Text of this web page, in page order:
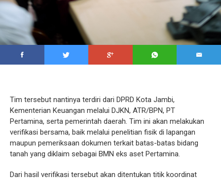
Tim tersebut nantinya terdiri dari DPRD Kota Jambi,
Kementerian Keuangan melalui DJKN, ATR/BPN, PT
Pertamina, serta pemerintah daerah. Tim ini akan melakukan
verifikasi bersama, baik melalui penelitian fisik di lapangan
maupun pemeriksaan dokumen terkait batas-batas bidang
tanah yang diklaim sebagai BMN eks aset Pertamina.
Dari hasil verifikasi tersebut akan ditentukan titik koordinat